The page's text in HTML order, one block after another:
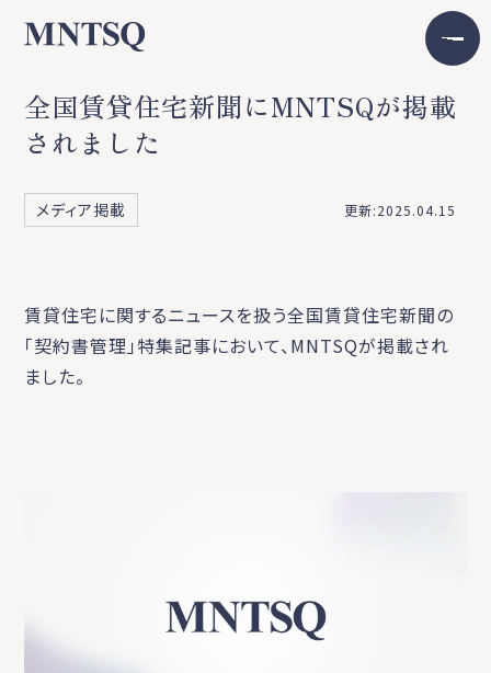
全国賃貸住宅新聞にMNTSQが掲載
されました
メディア掲載 更新:2025.04.15
賃貸住宅に関するニュースを扱う全国賃貸住宅新聞の
「契約書管理」特集記事において、MNTSQが掲載され
ました。